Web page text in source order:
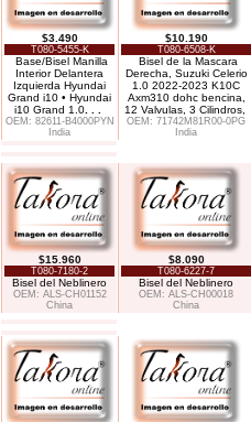
$3.490
T080-5455-K
Base/Bisel Manilla
Interior Delantera
Izquierda Hyundai
Grand i10 • Hyundai
i10 Grand 1.0
OEM: 82611-B4000PYN
India
$10.190
T080-6508-K
Bisel de la Mascara
Derecha, Suzuki Celerio
1.0 2022-2023 K10C
Axm310 dohc bencina,
12 Valvulas, 3 Cilindros,
OEM: 71742M81R00-0PG
India
$15.960
T080-7180-2
Bisel del Neblinero
OEM: ALS-CH01152
China
$8.090
T080-6227-7
Bisel del Neblinero
OEM: ALS-CH00018
China